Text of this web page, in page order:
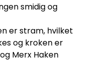
smidig og
er stram, hvilket
og kroken er
Merx Haken